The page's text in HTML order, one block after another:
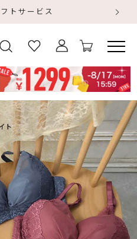
トサービス